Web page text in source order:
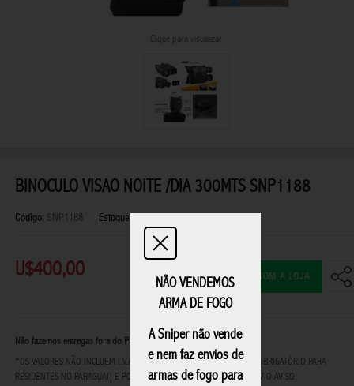
NÃO VENDEMOS
ARMA DE FOGO
A Sniper não vende
e nem faz envios de
armas de fogo para
Clique para visualizar
BINOCULO VISAO NOITE /DIA 300MTS SNP1188
Código: SNP1188 Estoque:Disponível
U$400,00 FALAR COM A LOJA
Não fazemos entregas fora do Paraguai
*OS VALORES NÃO INCLUEM I.V.A - IMPOSTO AO VALOR AGREGADO (OBRIGATÓRIO PARA
RESIDENTES NO PARAGUAI) E PODEM SOFRER ALTERAÇÕES SEM PRÉVIO AVISO